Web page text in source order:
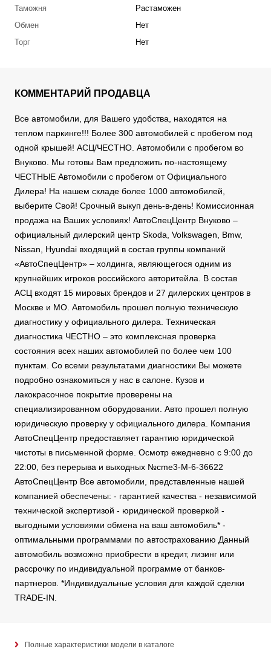
Таможня
Растаможен
Обмен
Нет
Торг
Нет
КОММЕНТАРИЙ ПРОДАВЦА
Все автомобили, для Вашего удобства, находятся на
теплом паркинге!!! Более 300 автомобилей с пробегом под
одной крышей! АСЦ/ЧЕСТНО. Автомобили с пробегом во
Внуково. Мы готовы Вам предложить по-настоящему
ЧЕСТНЫЕ Автомобили с пробегом от Официального
Дилера! На нашем складе более 1000 автомобилей,
выберите Свой! Срочный выкуп день-в-день! Комиссионная
продажа на Ваших условиях! АвтоСпецЦентр Внуково –
официальный дилерский центр Skoda, Volkswagen, Bmw,
Nissan, Hyundai входящий в состав группы компаний
«АвтоСпецЦентр» – холдинга, являющегося одним из
крупнейших игроков российского авторитейла. В состав
АСЦ входят 15 мировых брендов и 27 дилерских центров в
Москве и МО. Автомобиль прошел полную техническую
диагностику у официального дилера. Техническая
диагностика ЧЕСТНО – это комплексная проверка
состояния всех наших автомобилей по более чем 100
пунктам. Со всеми результатами диагностики Вы можете
подробно ознакомиться у нас в салоне. Кузов и
лакокрасочное покрытие проверены на
специализированном оборудовании. Авто прошел полную
юридическую проверку у официального дилера. Компания
АвтоСпецЦентр предоставляет гарантию юридической
чистоты в письменной форме. Осмотр ежедневно с 9:00 до
22:00, без перерыва и выходных №cme3-M-6-36622
АвтоСпецЦентр Все автомобили, представленные нашей
компанией обеспечены: - гарантией качества - независимой
технической экспертизой - юридической проверкой -
выгодными условиями обмена на ваш автомобиль* -
оптимальными программами по автострахованию Данный
автомобиль возможно приобрести в кредит, лизинг или
рассрочку по индивидуальной программе от банков-
партнеров. *Индивидуальные условия для каждой сделки
TRADE-IN.
Полные характеристики модели в каталоге